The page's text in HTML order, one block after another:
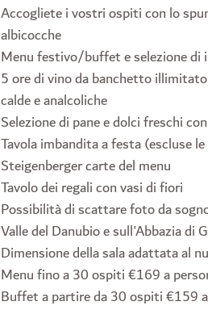
Accogliete i vostri ospiti con lo
albicocche
Menu festivo/buffet e selezione di
5 ore di vino da banchetto
calde e analcoliche
Selezione di pane e dolci freschi
Tavola imbandita a festa (escluse
Steigenberger carte del menu
Tavolo dei regali con vasi di fiori
Possibilità di scattare foto da
Valle del Danubio e sull'Abbazia di
Dimensione della sala adattata al
Menu fino a 30 ospiti €169 a
Buffet a partire da 30 ospiti €159